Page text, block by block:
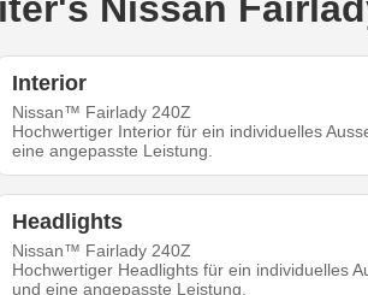
Nissan
Interior
Nissan™ Fairlady 240Z
Hochwertiger Interior für ein individuelles
eine angepasste Leistung.
Headlights
Nissan™ Fairlady 240Z
Hochwertiger Headlights für ein individuelles
und eine angepasste Leistung.